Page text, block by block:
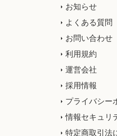
お知らせ
よくある質問
お問い合わせ
利用規約
運営会社
採用情報
プライバシー
情報セキュリ
特定商取引法